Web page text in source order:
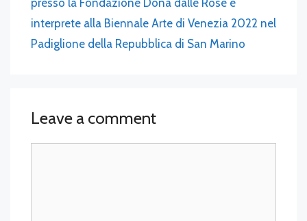
presso la Fondazione Donà dalle Rose e
interprete alla Biennale Arte di Venezia 2022 nel
Padiglione della Repubblica di San Marino
Leave a comment